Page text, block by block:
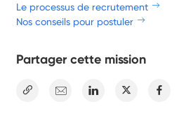
Le processus de recrutement
Nos conseils pour postuler
Partager cette mission
E-mail Linkedin Twitter